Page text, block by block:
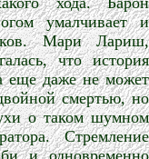
умалчивает и
Мари Лариш,
что история
еще даже не может
смертью, но
о таком шумном
Стремление
и одновременно